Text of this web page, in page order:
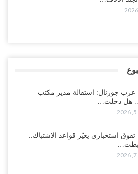
عرب جورنال: استقالة مدير مكتب
هل دخلت…
تفوق استخباري يغيّر قواعد الاشتباك..